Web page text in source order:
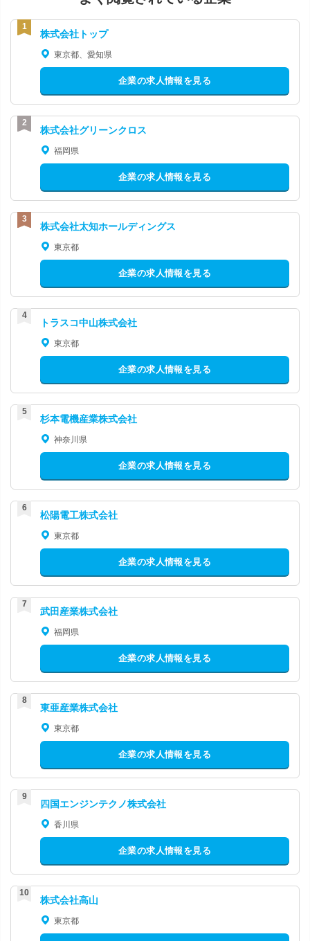
株式会社トップ
東京都、愛知県
企業の求人情報を見る
株式会社グリーンクロス
福岡県
企業の求人情報を見る
株式会社太知ホールディングス
東京都
企業の求人情報を見る
トラスコ中山株式会社
東京都
企業の求人情報を見る
杉本電機産業株式会社
神奈川県
企業の求人情報を見る
松陽電工株式会社
東京都
企業の求人情報を見る
武田産業株式会社
福岡県
企業の求人情報を見る
東亜産業株式会社
東京都
企業の求人情報を見る
四国エンジンテクノ株式会社
香川県
企業の求人情報を見る
株式会社高山
東京都